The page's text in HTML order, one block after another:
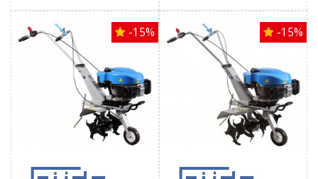
-15% -15%